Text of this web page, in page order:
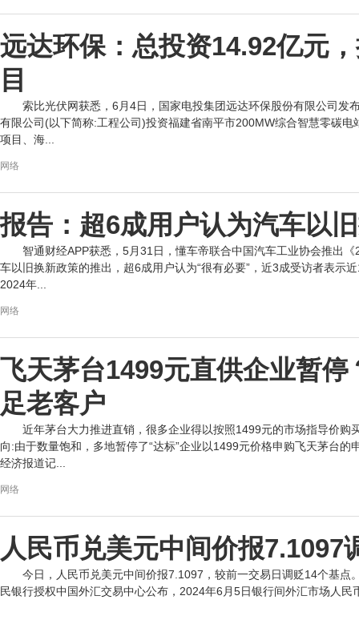
远达环保：总投资14.92亿元
目
索比光伏网获悉，6月4日，国家电投集团远达环保股份有限公司发
有限公司(以下简称:工程公司)投资福建省南平市200MW综合智慧零碳
项目、海...
网络
报告：超6成用户认为汽车以
智通财经APP获悉，5月31日，懂车帝联合中国汽车工业协会推出
车以旧换新政策的推出，超6成用户认为“很有必要”，近3成受访者表示
2024年...
网络
飞天茅台1499元直供企业暂
足老客户
近年茅台大力推进直销，很多企业得以按照1499元的市场指导价
向:由于数量饱和，多地暂停了“达标”企业以1499元价格申购飞天茅台
经济报道记...
网络
人民币兑美元中间价报7.1097
今日，人民币兑美元中间价报7.1097，较前一交易日调贬14个基
民银行授权中国外汇交易中心公布，2024年6月5日银行间外汇市场人